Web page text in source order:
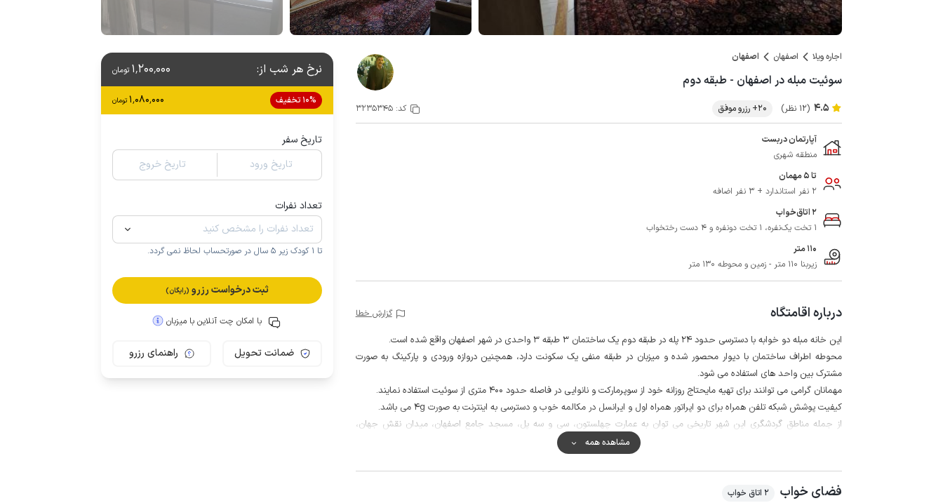
اجاره ویلا اصفهان اصفهان
سوئیت مبله در اصفهان - طبقه دوم
4.5 (12 نظر) 20+ رزرو موفق کد:3235345
آپارتمان دربست
منطقه شهری
تا 5 مهمان
2 نفر استاندارد + 3 نفر اضافه
2 اتاق‌خواب
1 تخت یک‌نفره، 1 تخت دونفره و 4 دست رختخواب
110 متر
زیربنا 110 متر - زمین و محوطه 130 متر
درباره اقامتگاه گزارش خطا
این خانه مبله دو خوابه با دسترسی حدود 24 پله در طبقه دوم یک ساختمان 3 طبقه 3 واحدی در شهر اصفهان واقع شده است.
محوطه اطراف ساختمان با دیوار محصور شده و میزبان در طبقه منفی یک سکونت دارد، همچنین دروازه ورودی و پارکینگ به صورت
مشترک بین واحد های استفاده می شود.
مهمانان گرامی می توانند برای تهیه مایحتاج روزانه خود از سوپرمارکت و نانوایی در فاصله حدود 400 متری از سوئیت استفاده نمایند.
کیفیت پوشش شبکه تلفن همراه برای دو اپراتور همراه اول و ایرانسل در مکالمه خوب و دسترسی به اینترنت به صورت 4g می باشد.
از جمله مناطق گردشگری این شهر تاریخی می توان به عمارت چهلستون، سی و سه پل، مسجد جامع اصفهان، میدان نقش جهان،
مشاهده همه
فضای خواب 2 اتاق خواب
نرخ هر شب از: 1٬200٬000 تومان
10% تخفیف 1٬080٬000 تومان
تاریخ سفر
تاریخ ورود
تاریخ خروج
تعداد نفرات
تا 1 کودک زیر 5 سال در صورتحساب لحاظ نمی گردد.
ثبت درخواست رزرو (رایگان)
با امکان چت آنلاین با میزبان
ضمانت تحویل راهنمای رزرو